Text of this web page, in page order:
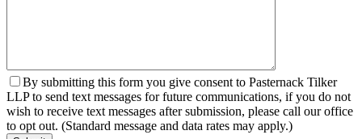
By submitting this form you give consent to Pasternack Tilker
LLP to send text messages for future communications, if you do not
wish to receive text messages after submission, please call our office
to opt out. (Standard message and data rates may apply.)